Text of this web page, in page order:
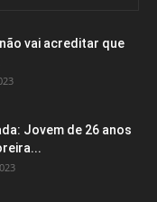
vai acreditar que
Jovem de 26 anos